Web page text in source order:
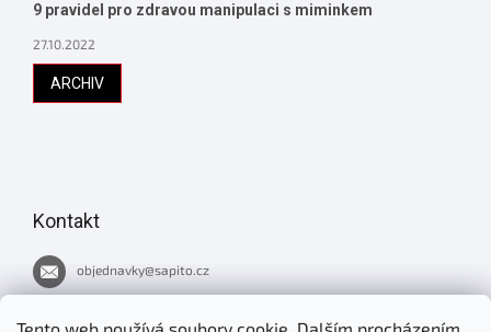
9 pravidel pro zdravou manipulaci s miminkem
27.10.2022
ARCHIV
Kontakt
objednavky@sapito.cz